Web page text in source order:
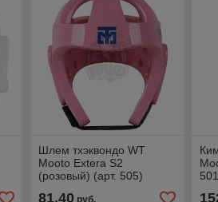
Шлем тхэквондо WT
Mooto Extera S2
(розовый) (арт. 505)
81,40